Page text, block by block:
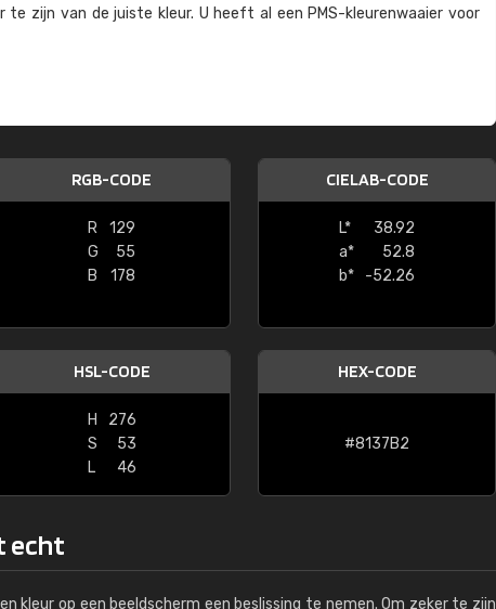
te zijn van de juiste kleur. U heeft al een PMS-kleuren­waaier voor
RGB-CODE
R
129
G
55
B
178
CIELAB-CODE
L*
38.92
a*
52.8
b*
-52.26
HSL-CODE
H
276
S
53
L
46
HEX-CODE
#8137B2
echt
kleur op een beeldscherm een beslissing te nemen. Om zeker te zijn
"Super snelle service en zeer betaalbaar!"